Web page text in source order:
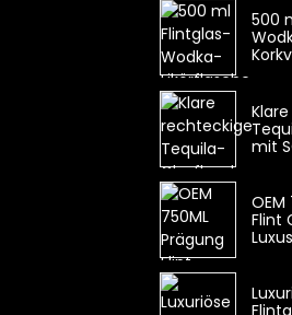
500
mit
OEM
Flint